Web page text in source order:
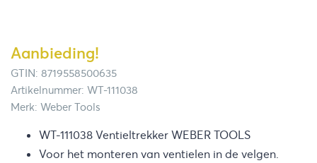
Aanbieding!
GTIN: 8719558500635
Artikelnummer: WT-111038
Merk: Weber Tools
WT-111038 Ventieltrekker WEBER TOOLS
Voor het monteren van ventielen in de velgen.